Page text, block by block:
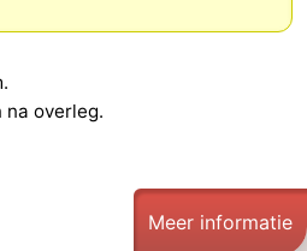
overleg.
Meer informatie